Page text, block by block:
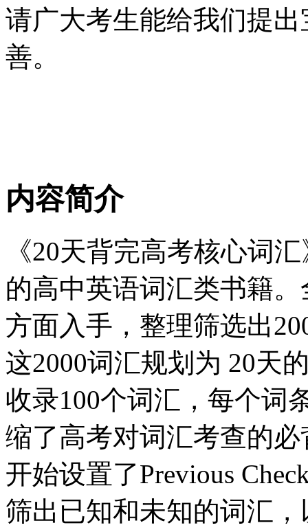
请广大考生能给我们提
善。
内容简介
《20天背完高考核心词
的高中英语词汇类书籍
方面入手，整理筛选出
这2000词汇规划为 20天
收录100个词汇，每个词
缩了高考对词汇考查的
开始设置了Previous
筛出已知和未知的词汇